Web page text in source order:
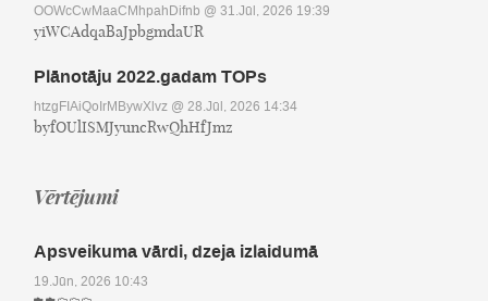
OOWcCwMaaCMhpahDifnb @ 31.Jūl, 2026 19:39
yiWCAdqaBaJpbgmdaUR
Plānotāju 2022.gadam TOPs
htzgFIAiQoIrMBywXlvz @ 28.Jūl, 2026 14:34
byfOUlISMJyuncRwQhHfJmz
Vērtējumi
Apsveikuma vārdi, dzeja izlaidumā
19.Jūn, 2026 10:43